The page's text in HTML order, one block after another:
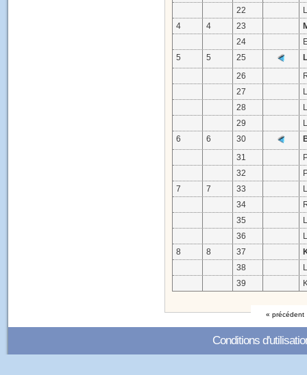
22
4
4 23
24
5
5 25
26
27
28
29
6
6 30
31
32
7
7 33
34
35
36
8
8 37
38
39
« précédent
Conditions